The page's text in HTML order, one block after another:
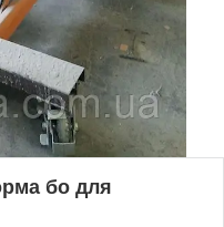
бо для